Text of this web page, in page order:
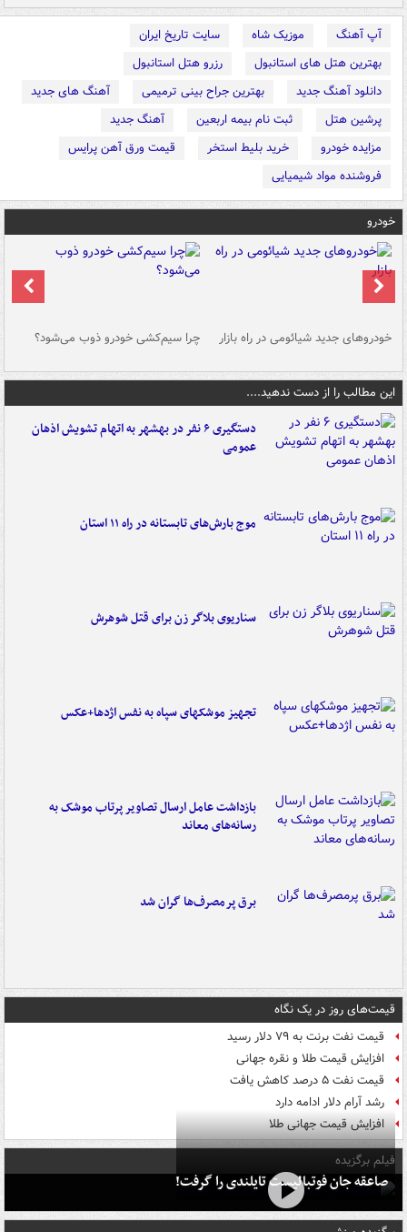
آپ آهنگ موزیک شاه
سایت تاریخ ایران
بهترین هتل های استانبول
رزرو هتل استانبول
دانلود آهنگ جدید
بهترین جراح بینی ترمیمی
آهنگ های جدید
پرشین هتل
ثبت نام بیمه اربعین
آهنگ جدید
مزایده خودرو
خرید بلیط استخر
قیمت ورق آهن پرایس
فروشنده مواد شیمیایی
خودرو
خودروهای جدید شیائومی در راه بازار چرا سیم‌کشی خودرو ذوب می‌شود؟
این مطالب را از دست ندهید....
دستگیری ۶ نفر در بهشهر به اتهام تشویش اذهان
عمومی
موج بارش‌های تابستانه در راه ۱۱ استان
سناریوی بلاگر زن برای قتل شوهرش
تجهیز موشکهای سپاه به نفس اژدها+عکس
بازداشت عامل ارسال تصاویر پرتاب موشک به
رسانه‌های معاند
برق پرمصرف‌ها گران شد
قیمت‌های روز در یک نگاه
قیمت نفت برنت به ۷۹ دلار رسید
افزایش قیمت طلا و نقره جهانی
قیمت نفت ۵ درصد کاهش یافت
رشد آرام دلار ادامه دارد
افزایش قیمت جهانی طلا
فیلم برگزیده
صاعقه جان فوتبالیست تایلندی را گرفت!